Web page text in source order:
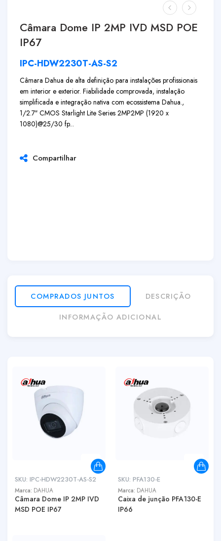
Câmara Dome IP 2MP IVD MSD POE
IP67
IPC-HDW2230T-AS-S2
Câmara Dahua de alta definição para instalações profissionais
em interior e exterior. Fiabilidade comprovada, instalação
simplificada e integração nativa com ecossistema Dahua.,
1/2.7″ CMOS Starlight Lite Series 2MP2MP (1920 x
1080)@25/30 fp...
Compartilhar
COMPRADOS JUNTOS
DESCRIÇÃO
INFORMAÇÃO ADICIONAL
SKU: IPC-HDW2230T-AS-S2
Marca: DAHUA
Câmara Dome IP 2MP IVD
MSD POE IP67
SKU: PFA130-E
Marca: DAHUA
Caixa de junção PFA130-E
IP66